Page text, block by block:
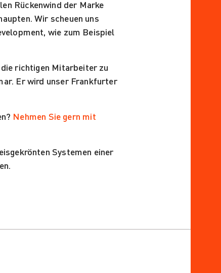
Rückenwind der Marke
Wir scheuen uns
wie zum Beispiel
richtigen Mitarbeiter zu
Er wird unser Frankfurter
Nehmen Sie gern mit
Systemen einer